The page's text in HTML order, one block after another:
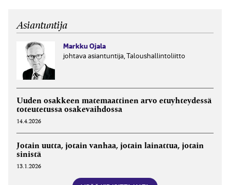
Asiantuntija
Markku Ojala
johtava asiantuntija, Taloushallintoliitto
Uuden osakkeen matemaattinen arvo etuyhteydessä
toteutetussa osakevaihdossa
14.4.2026
Jotain uutta, jotain vanhaa, jotain lainattua, jotain
sinistä
13.1.2026